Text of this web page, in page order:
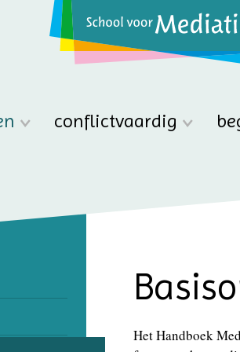
conflictvaardig
Het Handboek